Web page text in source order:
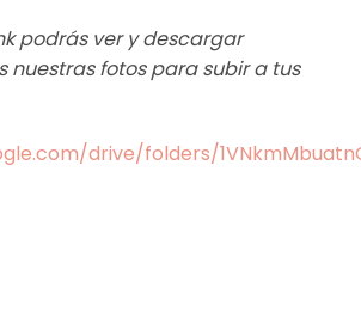
podrás ver y descargar
nuestras fotos para subir a tus
drive/folders/